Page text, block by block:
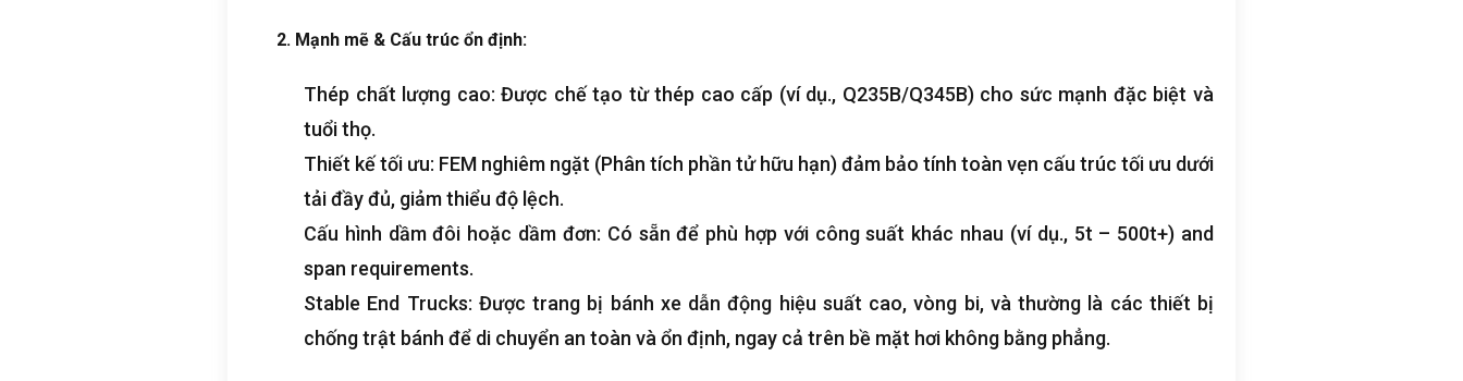
2. Mạnh mẽ & Cấu trúc ổn định:
Thép chất lượng cao: Được chế tạo từ thép cao cấp (ví dụ., Q235B/Q345B) cho sức mạnh đặc biệt và
tuổi thọ.
Thiết kế tối ưu: FEM nghiêm ngặt (Phân tích phần tử hữu hạn) đảm bảo tính toàn vẹn cấu trúc tối ưu dưới
tải đầy đủ, giảm thiểu độ lệch.
Cấu hình dầm đôi hoặc dầm đơn: Có sẵn để phù hợp với công suất khác nhau (ví dụ., 5t – 500t+) and
span requirements.
Stable End Trucks: Được trang bị bánh xe dẫn động hiệu suất cao, vòng bi, và thường là các thiết bị
chống trật bánh để di chuyển an toàn và ổn định, ngay cả trên bề mặt hơi không bằng phẳng.